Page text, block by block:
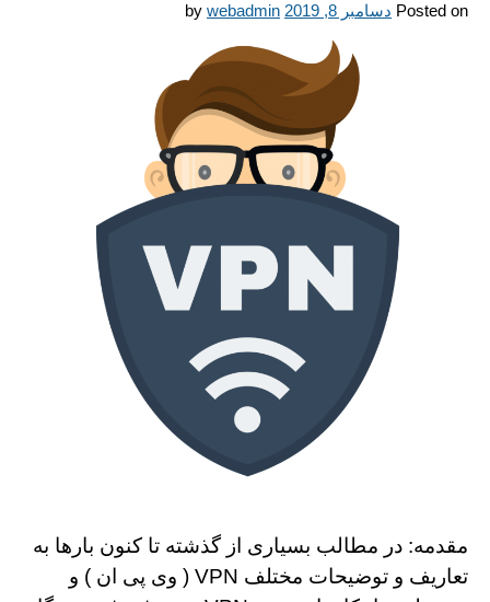
Posted on دسامبر 8, 2019 by webadmin
مقدمه: در مطالب بسیاری از گذشته تا کنون بارها به
تعاریف و توضیحات مختلف VPN ( وی پی ان ) و